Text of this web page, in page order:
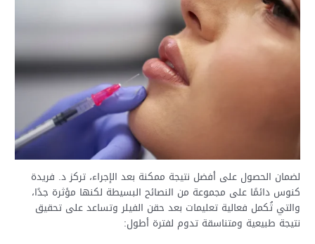
لضمان الحصول على أفضل نتيجة ممكنة بعد الإجراء، تركز د. فريدة
كنوس دائمًا على مجموعة من النصائح البسيطة لكنها مؤثرة جدًا،
والتي تُكمل فعالية تعليمات بعد حقن الفيلر وتساعد على تحقيق
نتيجة طبيعية ومتناسقة تدوم لفترة أطول: